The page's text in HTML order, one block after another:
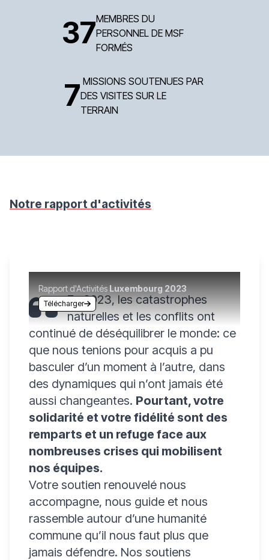
37MEMBRES DU
PERSONNEL DE MSF
FORMÉS
7 MISSIONS SOUTENUES PAR
DES VISITES SUR LE
TERRAIN
Notre rapport d'activités
Rapport d'Activités Luxembourg 2023
TéléchargerEn 2023, les catastrophes
naturelles et les conflits ont
continué de déséquilibrer le monde: ce
que nous tenions pour acquis a pu
basculer d’un moment à l’autre, dans
des dynamiques qui n’ont jamais été
aussi changeantes. Pourtant, votre
solidarité et votre fidélité sont des
remparts et un refuge face aux
nombreuses crises qui mobilisent
nos équipes.
Votre soutien renouvelé nous
accompagne, nous guide et nous
rassemble autour d’une humanité
commune qu’il nous faut plus que
jamais défendre. Nos soutiens